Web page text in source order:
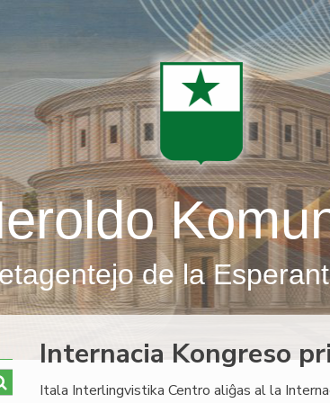
de la
Internacia Kongreso
Itala Interlingvistika Centro aliĝas al la